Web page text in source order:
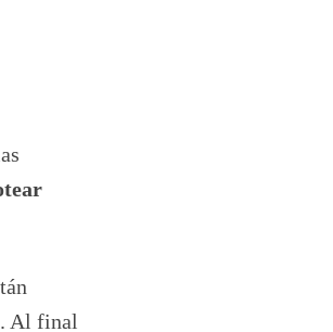
Al final